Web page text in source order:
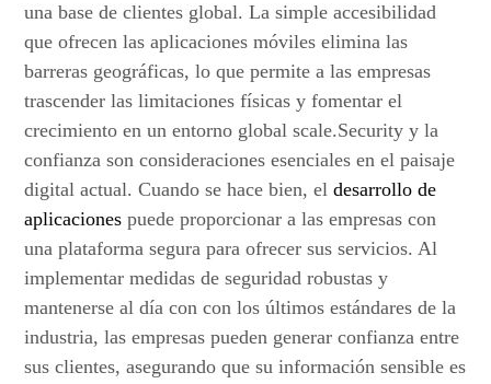
una base de clientes global. La simple accesibilidad
que ofrecen las aplicaciones móviles elimina las
barreras geográficas, lo que permite a las empresas
trascender las limitaciones físicas y fomentar el
crecimiento en un entorno global scale.Security y la
confianza son consideraciones esenciales en el paisaje
digital actual. Cuando se hace bien, eldesarrollo de
aplicaciones puede proporcionar a las empresas con
una plataforma segura para ofrecer sus servicios. Al
implementar medidas de seguridad robustas y
mantenerse al día con con los últimos estándares de la
industria, las empresas pueden generar confianza entre
sus clientes, asegurando que su información sensible es